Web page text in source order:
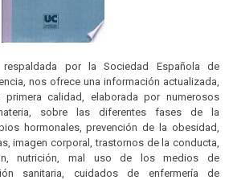
por la Sociedad Española de
nos ofrece una información actualizada,
calidad, elaborada por numerosos
sobre las diferentes fases de la
hormonales, prevención de la obesidad,
imagen corporal, trastornos de la conducta,
nutrición, mal uso de los medios de
sanitaria, cuidados de enfermería de